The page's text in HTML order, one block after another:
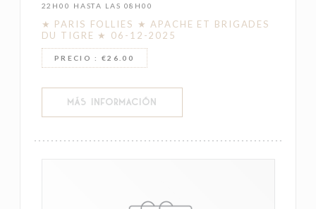
22H00 HASTA LAS 08H00
★ PARIS FOLLIES ★ APACHE ET BRIGADES
DU TIGRE ★ 06-12-2025
PRECIO : €26.00
MÁS INFORMACIÓN